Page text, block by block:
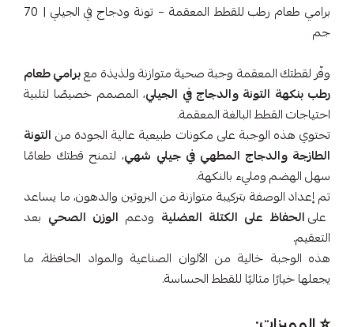
برامي طعام رطب للقطط المعقمة – تونة ودجاج في الجيلي | 70
جم
وفّر لقطتك المعقمة وجبة صحية متوازنة ولذيذة معبرامي طعام
رطب بنكهة التونة والدجاج في الجيلي، المصمم خصيصًا لتلبية
احتياجات القطط البالغة المعقمة.
تحتوي هذه الوجبة على مكونات طبيعية عالية الجودة من التونة
الطازجة والدجاج المطهي في جيلي شهي، لتمنح قطتك طعامًا
سهل الهضم ومليء بالنكهة.
تم إعداد الوصفة بتركيبة متوازنة من البروتين والدهون، ما يساعد
علىالحفاظ على الكتلة العضلية ودعم الوزن الصحي بعد
التعقيم.
هذه الوجبة خالية من الألوان الصناعية والمواد الحافظة، ما
يجعلها خيارًا مثاليًا للقطط الحساسة.